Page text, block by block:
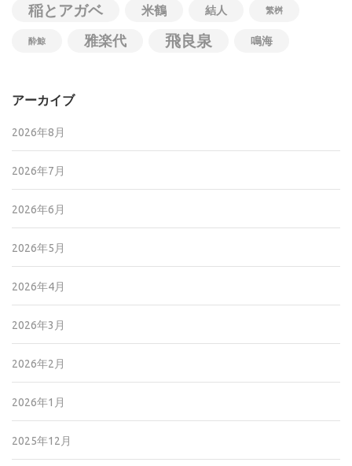
稲とアガベ 米鶴 結人 繁桝
酔鯨 雅楽代 飛良泉 鳴海
アーカイブ
2026年8月
2026年7月
2026年6月
2026年5月
2026年4月
2026年3月
2026年2月
2026年1月
2025年12月